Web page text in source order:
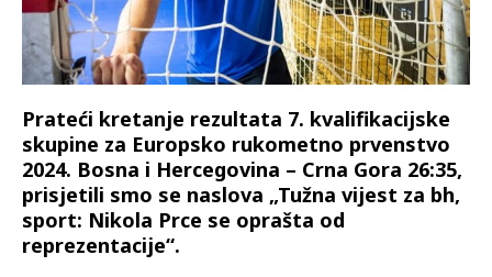
Prateći kretanje rezultata 7. kvalifikacijske
skupine za Europsko rukometno prvenstvo
2024. Bosna i Hercegovina – Crna Gora 26:35,
prisjetili smo se naslova „Tužna vijest za bh,
sport: Nikola Prce se oprašta od
reprezentacije“.